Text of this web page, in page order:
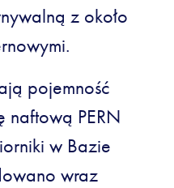
z około
pojemność
PERN
w Bazie
wraz